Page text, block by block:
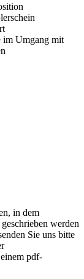
im Umgang mit
in dem
werden
Sie uns bitte
pdf-